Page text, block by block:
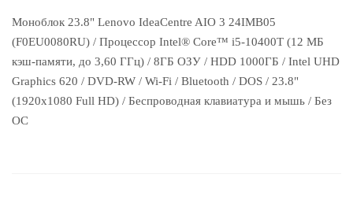
Моноблок 23.8" Lenovo IdeaCentre AIO 3 24IMB05
(F0EU0080RU) / Процессор Intel® Core™ i5-10400T (12 МБ
кэш-памяти, до 3,60 ГГц) / 8ГБ ОЗУ / HDD 1000ГБ / Intel UHD
Graphics 620 / DVD-RW / Wi-Fi / Bluetooth / DOS / 23.8"
(1920x1080 Full HD) / Беспроводная клавиатура и мышь / Без
ОС